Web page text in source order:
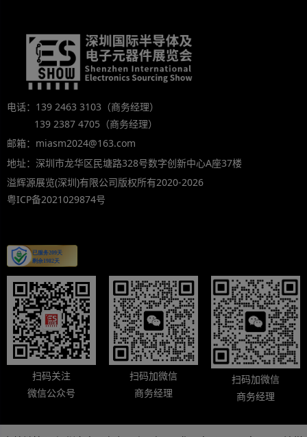
电话：139 2463 3103（商务经理）
139 2387 4705（商务经理）
邮箱：miasm2024@163.com
地址：深圳市龙华区民塘路328号数字创新中心A座37楼
溢辉源展览(深圳)有限公司版权所有2020-2026
粤ICP备2021029874号
扫码关注
微信公众号
扫码加微信
商务经理
扫码加微信
商务经理